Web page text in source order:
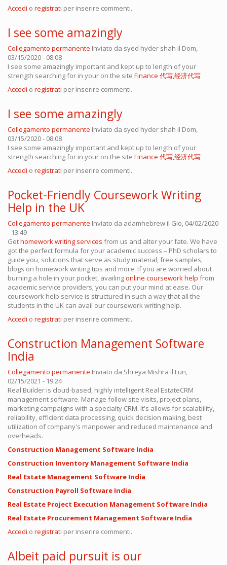
Accedi o registrati per inserire commenti.
I see some amazingly
Collegamento permanente Inviato da syed hyder shah il Dom,
03/15/2020 - 08:08
I see some amazingly important and kept up to length of your
strength searching for in your on the site Finance 代写,经济代写
Accedi o registrati per inserire commenti.
I see some amazingly
Collegamento permanente Inviato da syed hyder shah il Dom,
03/15/2020 - 08:08
I see some amazingly important and kept up to length of your
strength searching for in your on the site Finance 代写,经济代写
Accedi o registrati per inserire commenti.
Pocket-Friendly Coursework Writing
Help in the UK
Collegamento permanente Inviato da adamhebrew il Gio, 04/02/2020
- 13:49
Gethomework writing services from us and alter your fate. We have
got the perfect formula for your academic success – PhD scholars to
guide you, solutions that serve as study material, free samples,
blogs on homework writing tips and more. If you are worried about
burning a hole in your pocket, availingonline coursework help from
academic service providers; you can put your mind at ease. Our
coursework help service is structured in such a way that all the
students in the UK can avail our coursework writing help.
Accedi o registrati per inserire commenti.
Construction Management Software
India
Collegamento permanente Inviato da Shreya Mishra il Lun,
02/15/2021 - 19:24
Real Builder is cloud-based, highly intelligent Real EstateCRM
management software. Manage follow site visits, project plans,
marketing campaigns with a specialty CRM. It's allows for scalability,
reliability, efficient data processing, quick decision making, best
utilization of company's manpower and reduced maintenance and
overheads.
Construction Management Software India
Construction Inventory Management Software India
Real Estate Management Software India
Construction Payroll Software India
Real Estate Project Execution Management Software India
Real Estate Procurement Management Software India
Accedi o registrati per inserire commenti.
Albeit paid pursuit is our